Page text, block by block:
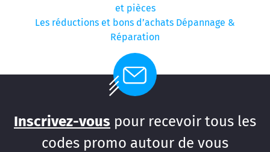
et pièces
Les réductions et bons d’achats Dépannage &
Réparation
Inscrivez-vous pour recevoir tous les
codes promo autour de vous